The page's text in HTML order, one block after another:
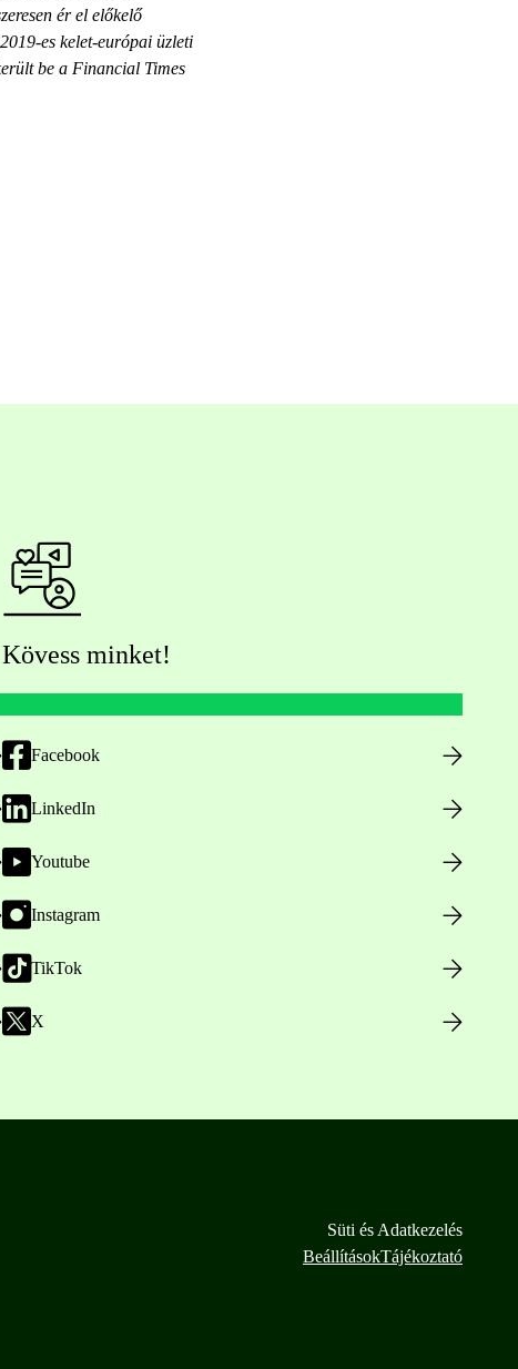
ér el előkelő
es kelet-európai üzleti
be a Financial Times
Kövess minket!
Facebook
LinkedIn
Youtube
Instagram
TikTok
X
Süti és Adatkezelés
BeállításokTájékoztató